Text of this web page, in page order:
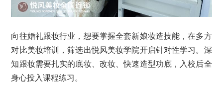
向往婚礼跟妆行业，想要掌握全套新娘妆造技能，在多方
对比美妆培训，筛选出悦风美妆学院开启针对性学习。深
知跟妆需要扎实的底妆、改妆、快速造型功底，入校后全
身心投入课程练习。